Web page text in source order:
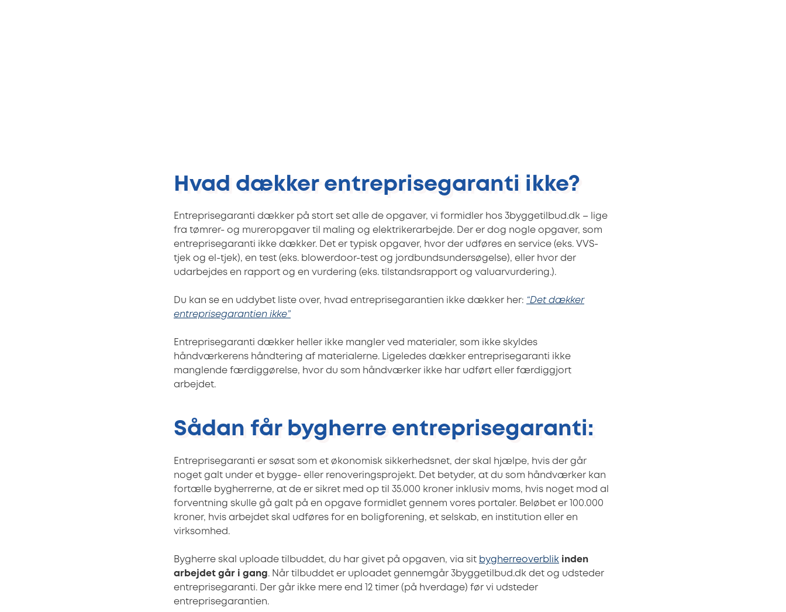
Hvad dækker entreprisegaranti ikke?
Entreprisegaranti dækker på stort set alle de opgaver, vi formidler hos 3byggetilbud.dk – lige
fra tømrer- og mureropgaver til maling og elektrikerarbejde. Der er dog nogle opgaver, som
entreprisegaranti ikke dækker. Det er typisk opgaver, hvor der udføres en service (eks. VVS-
tjek og el-tjek), en test (eks. blowerdoor-test og jordbundsundersøgelse), eller hvor der
udarbejdes en rapport og en vurdering (eks. tilstandsrapport og valuarvurdering.).
Du kan se en uddybet liste over, hvad entreprisegarantien ikke dækker her: “Det dækker
entreprisegarantien ikke”
Entreprisegaranti dækker heller ikke mangler ved materialer, som ikke skyldes
håndværkerens håndtering af materialerne. Ligeledes dækker entreprisegaranti ikke
manglende færdiggørelse, hvor du som håndværker ikke har udført eller færdiggjort
arbejdet.
Sådan får bygherre entreprisegaranti:
Entreprisegaranti er søsat som et økonomisk sikkerhedsnet, der skal hjælpe, hvis der går
noget galt under et bygge- eller renoveringsprojekt. Det betyder, at du som håndværker kan
fortælle bygherrerne, at de er sikret med op til 35.000 kroner inklusiv moms, hvis noget mod al
forventning skulle gå galt på en opgave formidlet gennem vores portaler. Beløbet er 100.000
kroner, hvis arbejdet skal udføres for en boligforening, et selskab, en institution eller en
virksomhed.
Bygherre skal uploade tilbuddet, du har givet på opgaven, via sit bygherreoverblik inden
arbejdet går i gang. Når tilbuddet er uploadet gennemgår 3byggetilbud.dk det og udsteder
entreprisegaranti. Der går ikke mere end 12 timer (på hverdage) før vi udsteder
entreprisegarantien.